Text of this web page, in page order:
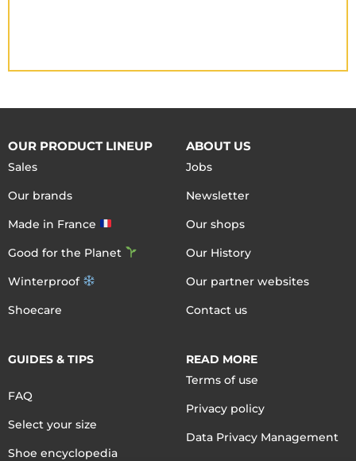
OUR PRODUCT LINEUP
Sales
Our brands
Made in France
Good for the Planet
Winterproof
Shoecare
ABOUT US
Jobs
Newsletter
Our shops
Our History
Our partner websites
Contact us
GUIDES & TIPS
FAQ
Select your size
Shoe encyclopedia
READ MORE
Terms of use
Privacy policy
Data Privacy Management